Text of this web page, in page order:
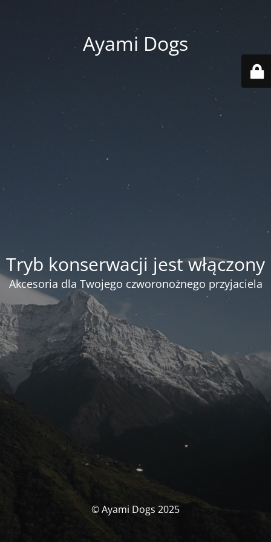
Ayami Dogs
Tryb konserwacji jest włączony
Akcesoria dla Twojego czworonożnego przyjaciela
© Ayami Dogs 2025